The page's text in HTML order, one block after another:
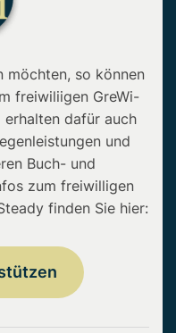
möchten, so können
freiwiliigen GreWi-
dafür auch
und
Buch- und
zum freiwilligen
finden Sie hier: